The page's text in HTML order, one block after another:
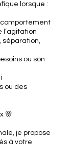
lorsque :
l’agitation
séparation,
ou son
ou des
🌸
je propose
à votre